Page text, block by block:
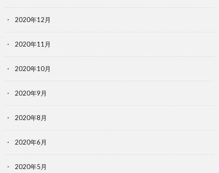
2020年12月
2020年11月
2020年10月
2020年9月
2020年8月
2020年6月
2020年5月